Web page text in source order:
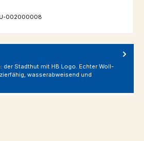
002000008
der Stadthut mit HB Logo. Echter Woll-
wasserabweisend und